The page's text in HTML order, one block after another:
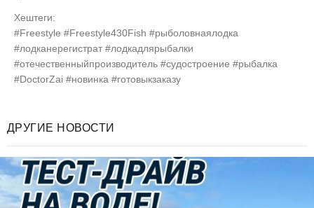
Хештеги:
#Freestyle #Freestyle430Fish #рыболовнаялодка
#лодканерегистрат #лодкадлярыбалки
#отечественныйпроизводитель #судостроение #рыбалка
#DoctorZai #новинка #готовыкзаказу
ДРУГИЕ НОВОСТИ